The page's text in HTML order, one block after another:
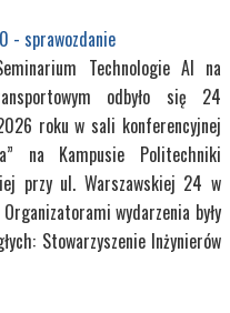
- sprawozdanie
Technologie AI na
odbyło się 24
roku w sali konferencyjnej
na Kampusie Politechniki
przy ul. Warszawskiej 24 w
wydarzenia były
Stowarzyszenie Inżynierów